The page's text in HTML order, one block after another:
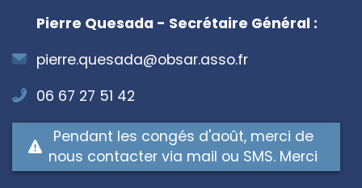
Pierre Quesada - Secrétaire Général :
pierre.quesada@obsar.asso.fr
06 67 27 51 42
Pendant les congés d'août, merci de
nous contacter via mail ou SMS. Merci